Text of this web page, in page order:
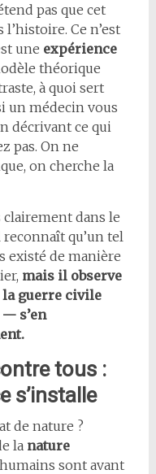
pas que cet
Ce n’est
une expérience
théorique
à quoi sert
un médecin vous
décrivant ce qui
pas. On ne
on cherche la
clairement dans le
qu’un tel
existé de manière
mais il observe
guerre civile
s’en
tous :
s’installe
de nature ?
la nature
sont avant